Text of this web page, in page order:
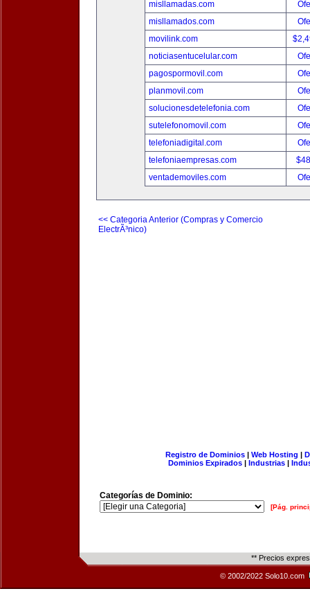
misllamadas.com
misllamados.com
movilink.com
noticiasentucelular.com
pagospormovil.com
planmovil.com
solucionesdetelefonia.com
sutelefonomovil.com
telefoniadigital.com
telefoniaempresas.com
ventademoviles.com
<< Categoria Anterior (Compras y Comercio
ElectrÃ³nico)
Registro de Dominios| Web Hosting |
Dominios Expirados | Industrias |
Categorías de Dominio:
[Pág.
** Precios
© 2002/2022 Solo10.com